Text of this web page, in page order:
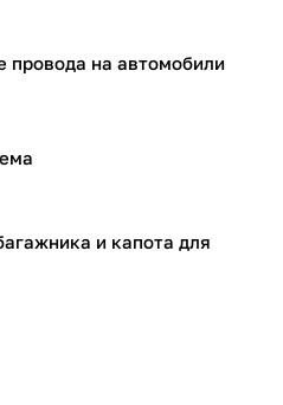
провода на автомобили
и капота для